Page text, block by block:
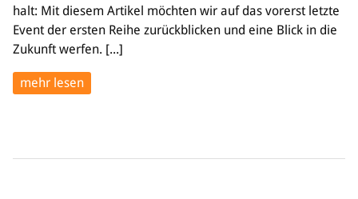
halt: Mit diesem Artikel möchten wir auf das vorerst letzte
Event der ersten Reihe zurückblicken und eine Blick in die
Zukunft werfen. [...]
mehr lesen